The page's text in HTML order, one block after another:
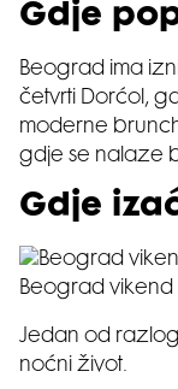
Gdje
Beograd ima
četvrti Dorćol,
moderne
gdje se nalaze
Gdje
Beograd vikend
Jedan od
noćni život.